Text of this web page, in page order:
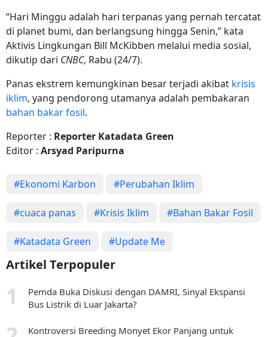
“Hari Minggu adalah hari terpanas yang pernah tercatat
di planet bumi, dan berlangsung hingga Senin,” kata
Aktivis Lingkungan Bill McKibben melalui media sosial,
dikutip dari CNBC, Rabu (24/7).
Panas ekstrem kemungkinan besar terjadi akibat krisis
iklim, yang pendorong utamanya adalah pembakaran
bahan bakar fosil.
Reporter : Reporter Katadata Green
Editor : Arsyad Paripurna
#Ekonomi Karbon #Perubahan Iklim
#cuaca panas #Krisis Iklim #Bahan Bakar Fosil
#Katadata Green #Update Me
Artikel Terpopuler
Pemda Buka Diskusi dengan DAMRI, Sinyal Ekspansi
Bus Listrik di Luar Jakarta?
Kontroversi Breeding Monyet Ekor Panjang untuk